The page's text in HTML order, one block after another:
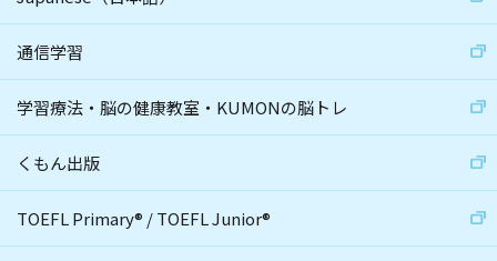
通信学習
学習療法・脳の健康教室・KUMONの脳トレ
くもん出版
TOEFL Primary® /TOEFL Junior®